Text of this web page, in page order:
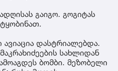
გაიგო. გოგიტას
დასტრიალებდა.
სახლიდან
ბომბი. მეზობელი